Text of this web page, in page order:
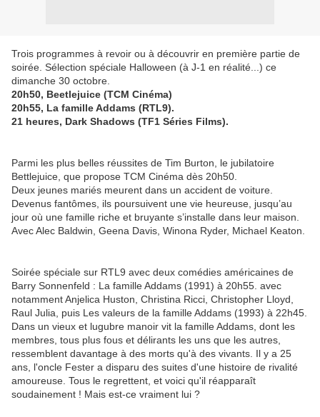
Trois programmes à revoir ou à découvrir en première partie de
soirée. Sélection spéciale Halloween (à J-1 en réalité...) ce
dimanche 30 octobre.
20h50, Beetlejuice (TCM Cinéma)
20h55, La famille Addams (RTL9).
21 heures, Dark Shadows (TF1 Séries Films).
Parmi les plus belles réussites de Tim Burton, le jubilatoire
Bettlejuice, que propose TCM Cinéma dès 20h50.
Deux jeunes mariés meurent dans un accident de voiture.
Devenus fantômes, ils poursuivent une vie heureuse, jusqu’au
jour où une famille riche et bruyante s’installe dans leur maison.
Avec Alec Baldwin, Geena Davis, Winona Ryder, Michael Keaton.
Soirée spéciale sur RTL9 avec deux comédies américaines de
Barry Sonnenfeld : La famille Addams (1991) à 20h55. avec
notamment Anjelica Huston, Christina Ricci, Christopher Lloyd,
Raul Julia, puis Les valeurs de la famille Addams (1993) à 22h45.
Dans un vieux et lugubre manoir vit la famille Addams, dont les
membres, tous plus fous et délirants les uns que les autres,
ressemblent davantage à des morts qu'à des vivants. Il y a 25
ans, l'oncle Fester a disparu des suites d'une histoire de rivalité
amoureuse. Tous le regrettent, et voici qu'il réapparaît
soudainement ! Mais est-ce vraiment lui ?